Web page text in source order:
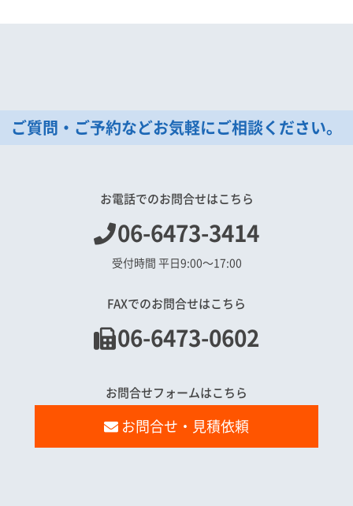
ご質問・ご予約などお気軽にご相談ください。
お電話でのお問合せはこちら
06-6473-3414
受付時間 平日9:00〜17:00
FAXでのお問合せはこちら
06-6473-0602
お問合せフォームはこちら
お問合せ・見積依頼